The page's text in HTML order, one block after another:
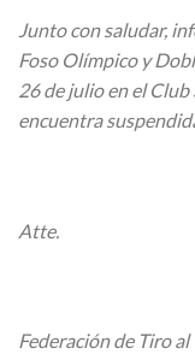
Junto con saludar,
Foso Olímpico y
26 de julio en el
encuentra
Atte.
Federación de Tiro